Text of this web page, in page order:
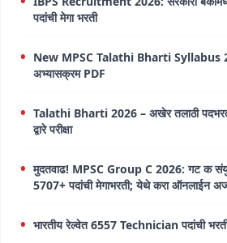
पदांची मेगा भरती
New MPSC Talathi Bharti Syllabus
अभ्यासक्रम PDF
Talathi Bharti 2026 – अखेर तलाठी
द्वारे परीक्षा
मुदतवाढ! MPSC Group C 2026: गट क संयुक्त
5707+ पदांची मेगाभरती; येथे करा ऑनलाईन
भारतीय रेल्वेत 6557 Technician पदांची